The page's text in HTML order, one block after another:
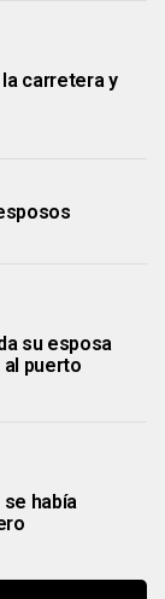
carretera y
su esposa
puerto
había